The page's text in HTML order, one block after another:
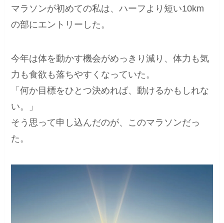
マラソンが初めての私は、ハーフより短い10km
の部にエントリーした。
今年は体を動かす機会がめっきり減り、体力も気
力も食欲も落ちやすくなっていた。
「何か目標をひとつ決めれば、動けるかもしれな
い。」
そう思って申し込んだのが、このマラソンだっ
た。